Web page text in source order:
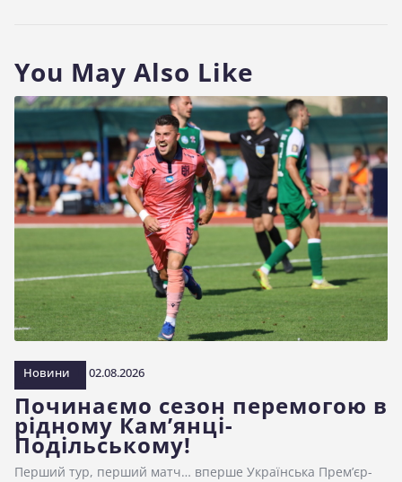
You May Also Like
Новини 02.08.2026
Починаємо сезон перемогою в
рідному Кам’янці-
Подільському!
Перший тур, перший матч… вперше Українська Прем’єр-